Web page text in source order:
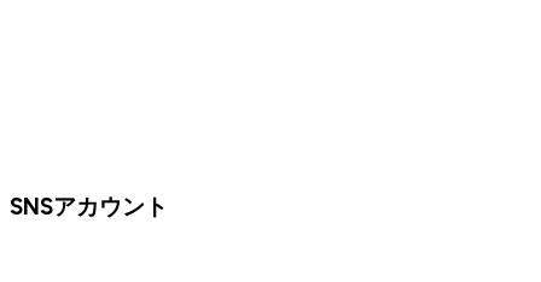
SNSアカウント